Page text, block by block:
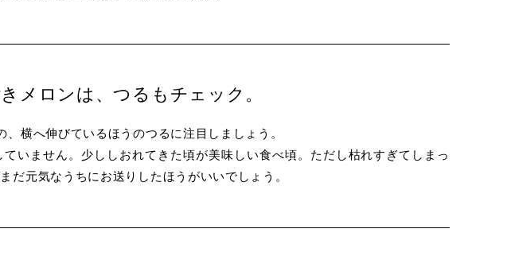
メロンは、つるもチェック。
横へ伸びているほうのつるに注目しましょう。
いません。少ししおれてきた頃が美味しい食べ頃。ただし枯れすぎてしまっ
だ元気なうちにお送りしたほうがいいでしょう。